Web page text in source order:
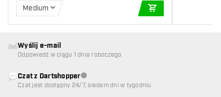
Medium
Wyślij e-mail
Odpowiedź w ciągu 1 dnia roboczego
Czat z DartshopperObsługa klienta niedostępna
Czat jest dostępny 24/7, siedem dni w tygodniu